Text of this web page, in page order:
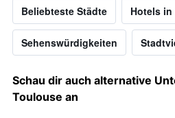
Beliebteste Städte Hotels
Sehenswürdigkeiten
Schau dir auch alternative
Toulouse an